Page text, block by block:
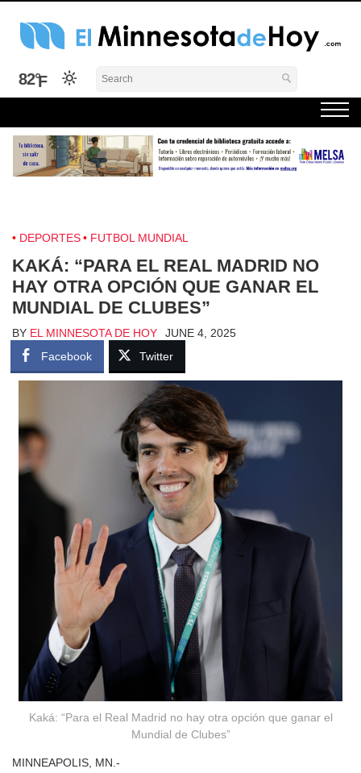
Skip
El Minnesota de Hoy Noticias
Latino Noticias Minnesota News
82°
DEPORTES FUTBOL MUNDIAL
KAKÁ: “PARA EL REAL MADRID NO
HAY OTRA OPCIÓN QUE GANAR EL
MUNDIAL DE CLUBES”
BY EL MINNESOTA DE HOY
JUNE 4, 2025
Facebook
Twitter
Kaká: “Para el Real Madrid no hay otra opción que ganar el
Mundial de Clubes”
MINNEAPOLIS, MN.-